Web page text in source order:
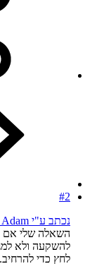
#2
נכתב ע"י Meni Adam:
השאלה שלי אם
להשקעה ולא
לחץ כדי